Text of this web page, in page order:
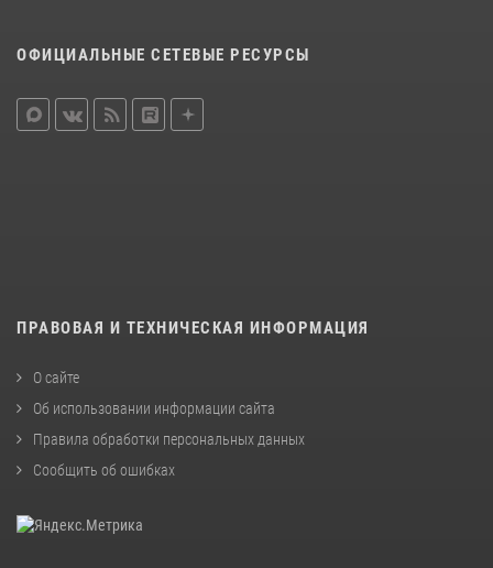
ОФИЦИАЛЬНЫЕ СЕТЕВЫЕ РЕСУРСЫ
ПРАВОВАЯ И ТЕХНИЧЕСКАЯ ИНФОРМАЦИЯ
О сайте
Об использовании информации сайта
Правила обработки персональных данных
Сообщить об ошибках